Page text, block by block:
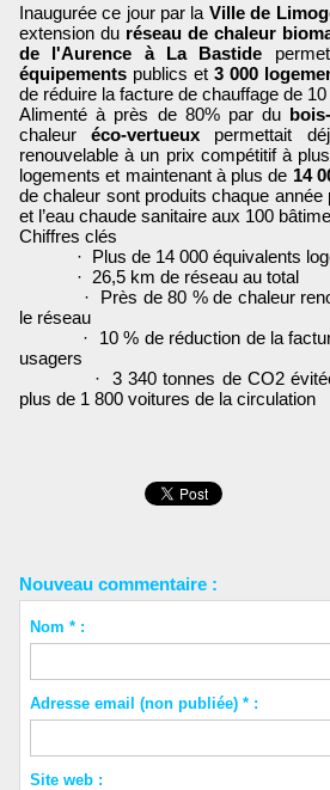
Inaugurée ce jour par la Ville de
extension du réseau de chaleur
de l'Aurence à La Bastide
équipements publics et 3 000
de réduire la facture de chauffage de
Alimenté à près de 80% par du
chaleuréco-vertueux permettait
renouvelable à un prix compétitif à
logements et maintenant à plus de 14
de chaleur sont produits chaque année
et l’eau chaude sanitaire aux 100
Chiffres clés
· Plus de 14 000 équivalents
· 26,5 km de réseau au total
· Près de 80 % de chaleur
le réseau
· 10 % de réduction de la facture
usagers
· 3 340 tonnes de CO2
plus de 1 800 voitures de la circulation
Nouveau commentaire :
Nom * :
Adresse email (non publiée) * :
Site web :